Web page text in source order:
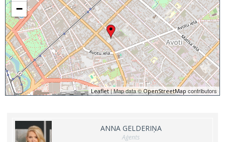
−
Leaflet| Map data ©OpenStreetMap contributors
ANNA GELDERIŅA
Aģents